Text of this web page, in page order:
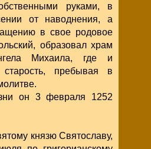
руками, в
от наводнения, а
в свое родовое
образовал храм
Михаила, где и
пребывая в
он 3 февраля 1252
князю Святославу,